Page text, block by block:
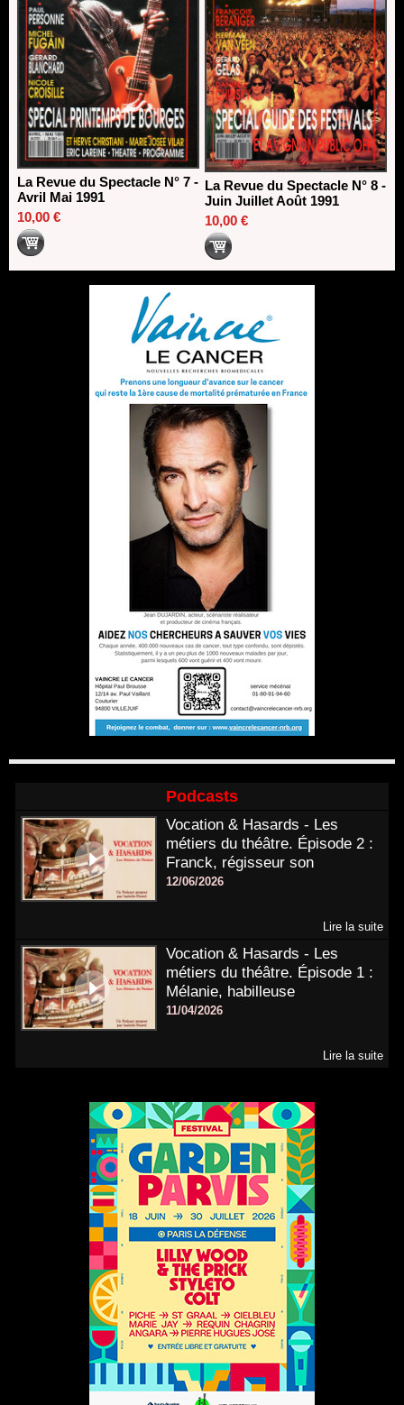
La Revue du Spectacle N° 7 -
Avril Mai 1991
10,00 €
La Revue du Spectacle N° 8 -
Juin Juillet Août 1991
10,00 €
Podcasts
Vocation & Hasards - Les
métiers du théâtre. Épisode 2 :
Franck, régisseur son
12/06/2026
Lire la suite
Vocation & Hasards - Les
métiers du théâtre. Épisode 1 :
Mélanie, habilleuse
11/04/2026
Lire la suite